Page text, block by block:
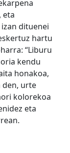
eta
dituenei
hartu
“Liburu
kendu
honakoa,
den, urte
kolorekoa
eta